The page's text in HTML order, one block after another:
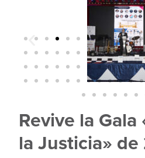
Revive la Gala
la Justicia»